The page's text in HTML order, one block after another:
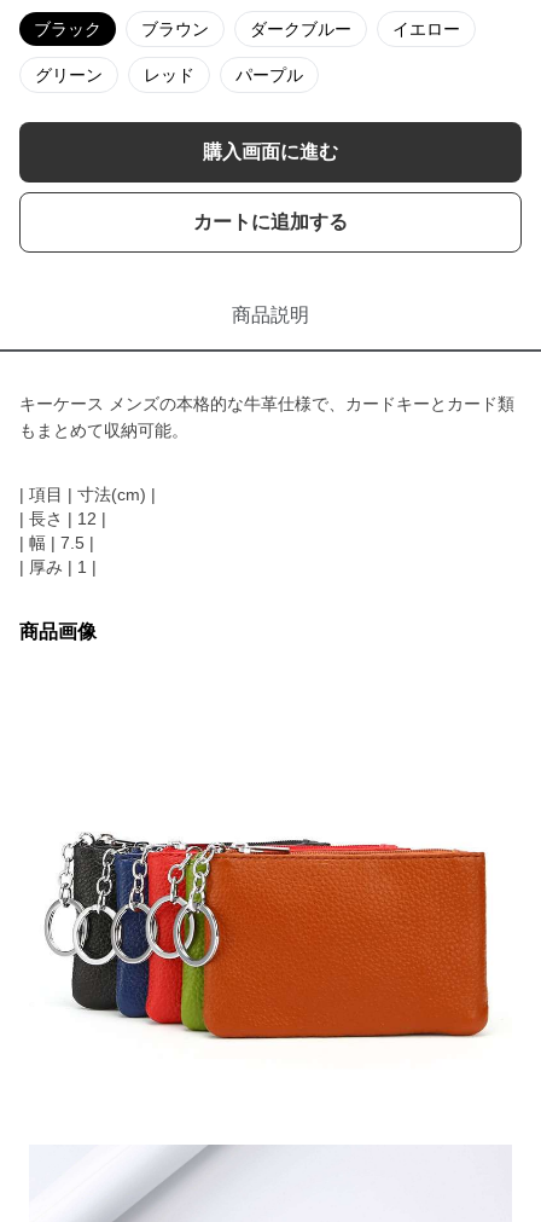
ブラック ブラウン ダークブルー イエロー
グリーン レッド パープル
購入画面に進む
カートに追加する
商品説明
キーケース メンズの本格的な牛革仕様で、カードキーとカード類
もまとめて収納可能。
| 項目 | 寸法(cm) |
| 長さ | 12 |
| 幅 | 7.5 |
| 厚み | 1 |
商品画像